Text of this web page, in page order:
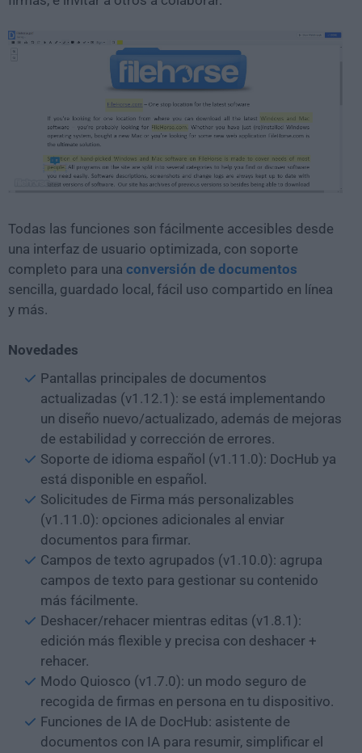
Todas las funciones son fácilmente accesibles desde
una interfaz de usuario optimizada, con soporte
completo para una conversión de documentos
sencilla, guardado local, fácil uso compartido en línea
y más.
Novedades
Pantallas principales de documentos
actualizadas (v1.12.1): se está implementando
un diseño nuevo/actualizado, además de mejoras
de estabilidad y corrección de errores.
Soporte de idioma español (v1.11.0): DocHub ya
está disponible en español.
Solicitudes de Firma más personalizables
(v1.11.0): opciones adicionales al enviar
documentos para firmar.
Campos de texto agrupados (v1.10.0): agrupa
campos de texto para gestionar su contenido
más fácilmente.
Deshacer/rehacer mientras editas (v1.8.1):
edición más flexible y precisa con deshacer +
rehacer.
Modo Quiosco (v1.7.0): un modo seguro de
recogida de firmas en persona en tu dispositivo.
Funciones de IA de DocHub: asistente de
documentos con IA para resumir, simplificar el